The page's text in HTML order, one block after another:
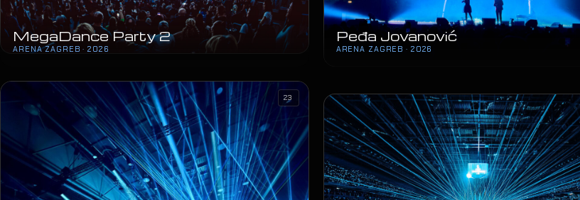
MegaDance Party 2
ARENA ZAGREB · 2026
Peđa Jovanović
ARENA ZAGREB · 2026
23